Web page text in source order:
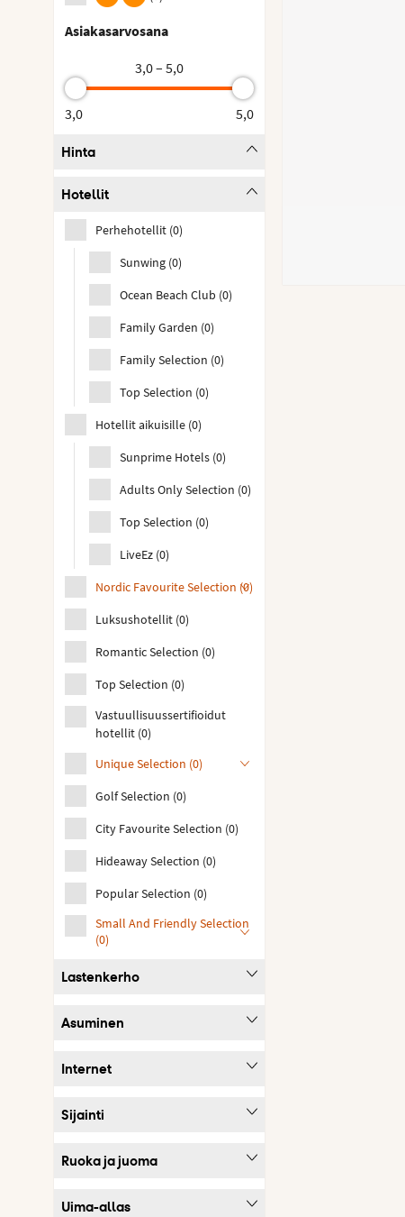
Asiakasarvosana
3,0 – 5,0
3,0 5,0
Hinta
Hotellit
Perhehotellit (0)
Sunwing (0)
Ocean Beach Club (0)
Family Garden (0)
Family Selection (0)
Top Selection (0)
Hotellit aikuisille (0)
Sunprime Hotels (0)
Adults Only Selection (0)
Top Selection (0)
LiveEz (0)
Nordic Favourite Selection (0)
Luksushotellit (0)
Romantic Selection (0)
Top Selection (0)
Vastuullisuussertifioidut
hotellit (0)
Unique Selection (0)
Golf Selection (0)
City Favourite Selection (0)
Hideaway Selection (0)
Popular Selection (0)
Small And Friendly Selection
(0)
Lastenkerho
Asuminen
Internet
Sijainti
Ruoka ja juoma
Uima-allas